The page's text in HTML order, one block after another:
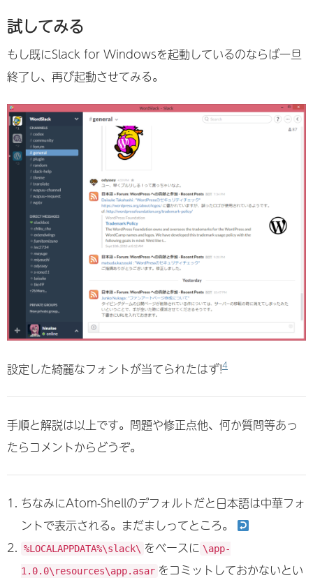
試してみる
もし既にSlack for Windowsを起動しているのならば一旦
終了し、再び起動させてみる。
設定した綺麗なフォントが当てられたはず!4
手順と解説は以上です。問題や修正点他、何か質問等あっ
たらコメントからどうぞ。
ちなみにAtom-Shellのデフォルトだと日本語は中華フォ
ントで表示される。まだましってところ。
%LOCALAPPDATA%\slack\ をベースに \app-
1.0.0\resources\app.asar をコミットしておかないとい